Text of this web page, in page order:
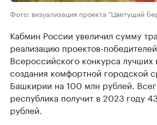
Фото: визуализация проекта "Цветущий
Кабмин России увеличил сумму
реализацию проектов-победителей
Всероссийского конкурса лучших
создания комфортной городской
Башкирии на 100 млн рублей.
республика получит в 2023 году
рублей.